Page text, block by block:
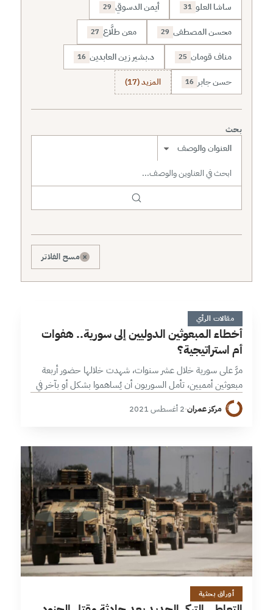
ساشا العلو 31 أيمن الدسوقي 29
محسن المصطفى 29 معن طلَّاع 27
مناف قومان 25 د.بشير زين العابدين 16
حسن جابر 16 المزيد (17)
بحث
نطاق البحث
× مسح الفلاتر
أ
12 دقائق
مقالات الرأي
أخطاء المبعوثين الدوليين إلى سورية.. هفوات
أم استراتيجية؟
مرَّ على سورية خلال عشر سنوات، شهدت خلالها حضور أربعة
مبعوثين أمميين، تأمل السوريون أن يُساهموا بشكل أو بآخر في
إنهاء مأساتهم، لكن جملة ظروف، دولية في غالبها، شلّت
مهامهم،…مركز عمران·2 أغسطس 2021
4 دقائق
أوراق بحثية